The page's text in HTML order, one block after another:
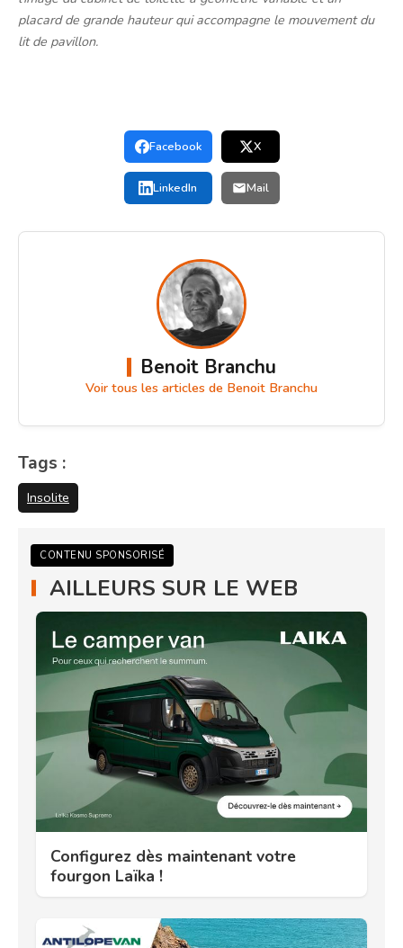
placard de grande hauteur qui accompagne le mouvement du
lit de pavillon.
Facebook X
LinkedIn Mail
Benoit Branchu
Voir tous les articles de Benoit Branchu
Tags :
Insolite
CONTENU SPONSORISÉ
AILLEURS SUR LE WEB
Configurez dès maintenant votre
fourgon Laïka !